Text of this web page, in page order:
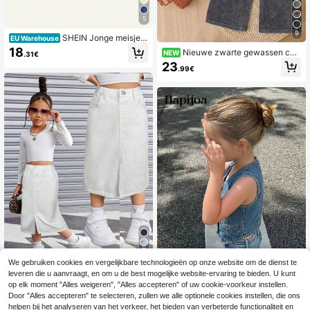
5
EU Warehouse SHEIN Jonge meisjes
kleurblokkerende koeienprint geplo
oide casual denim minirok, zomer
18.31€
5
SHEIN Jong meisje Y2K basic zwart
e Y2K denim rok, coole Thanksgivin
g, lente en zomer casual vakantie c
13.36€
9
NEW Nieuwe zwarte gewassen cas
ual losse speelse schattige Engelse
borduurwerk ronde hals geribbelde
t, letter applicatie ontwerp, essentie
el voor meisjes. Modieuze meisjes
must-have, geschikt voor lente- en
herfstkleding, eenvoudige mode ve
elzijdig, dagelijks dragen. Nieuwe g
ebreide denim set
23.99€
Hapijoa
We gebruiken cookies en vergelijkbare technologieën op onze website om de dienst te
leveren die u aanvraagt, en om u de best mogelijke website-ervaring te bieden. U kunt
op elk moment "Alles weigeren", "Alles accepteren" of uw cookie-voorkeur instellen.
Door "Alles accepteren" te selecteren, zullen we alle optionele cookies instellen, die ons
helpen bij het analyseren van het verkeer, het bieden van verbeterde functionaliteit en